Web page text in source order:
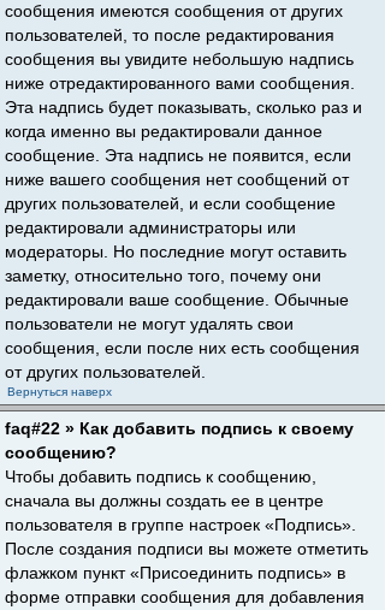
сообщения имеются сообщения от других
пользователей, то после редактирования
сообщения вы увидите небольшую надпись
ниже отредактированного вами сообщения.
Эта надпись будет показывать, сколько раз и
когда именно вы редактировали данное
сообщение. Эта надпись не появится, если
ниже вашего сообщения нет сообщений от
других пользователей, и если сообщение
редактировали администраторы или
модераторы. Но последние могут оставить
заметку, относительно того, почему они
редактировали ваше сообщение. Обычные
пользователи не могут удалять свои
сообщения, если после них есть сообщения
от других пользователей.
Вернуться наверх
faq#22 » Как добавить подпись к своему
сообщению?
Чтобы добавить подпись к сообщению,
сначала вы должны создать ее в центре
пользователя в группе настроек «Подпись».
После создания подписи вы можете отметить
флажком пункт «Присоединить подпись» в
форме отправки сообщения для добавления